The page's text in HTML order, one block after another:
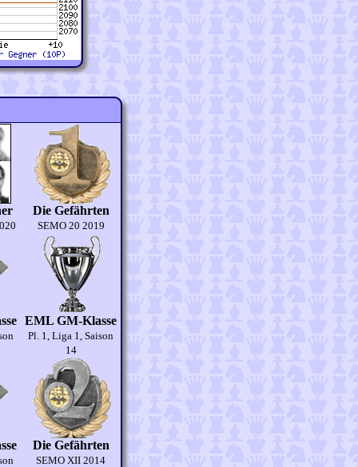
Die Gefährten
SEMO 20 2019
EML GM-Klasse
Pl. 1, Liga 1, Saison
14
Die Gefährten
SEMO XII 2014